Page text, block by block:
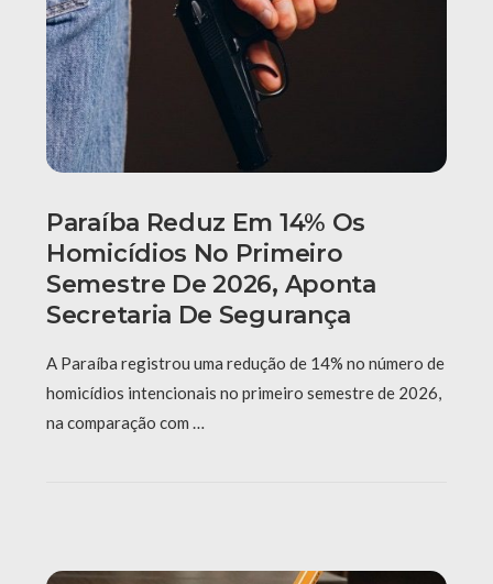
Paraíba Reduz Em 14% Os
Homicídios No Primeiro
Semestre De 2026, Aponta
Secretaria De Segurança
A Paraíba registrou uma redução de 14% no número de
homicídios intencionais no primeiro semestre de 2026,
na comparação com …